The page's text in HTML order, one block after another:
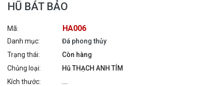
HŨ BÁT BẢO
Mã: HA006
Danh mục:
Đá phong thủy
Trạng thái:
Còn hàng
Chủng loại:
Hũ THẠCH ANH TÍM
Kích thước:
...